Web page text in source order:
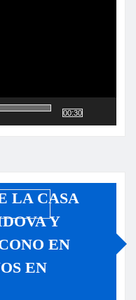
00:30
LA CASA
Y
EN
EN